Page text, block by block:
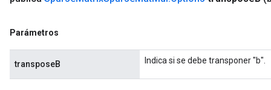
Parámetros
transposeB Indica si se debe transponer "b".